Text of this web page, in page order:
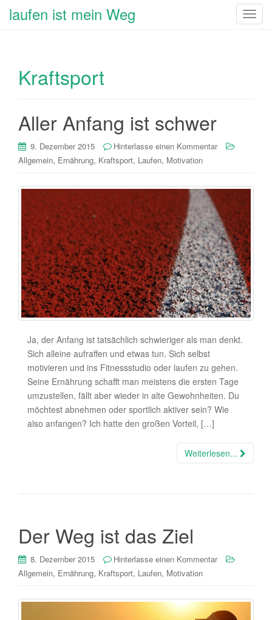
T
t
o
n
laufen ist mein Weg
Kraftsport
Aller Anfang ist schwer
9. Dezember 2015
Hinterlasse einen Kommentar
Allgemein, Ernährung, Kraftsport, Laufen, Motivation
Ja, der Anfang ist tatsächlich schwieriger als man denkt.
Sich alleine aufraffen und etwas tun. Sich selbst
motivieren und ins Fitnessstudio oder laufen zu gehen.
Seine Ernährung schafft man meistens die ersten Tage
umzustellen, fällt aber wieder in alte Gewohnheiten. Du
möchtest abnehmen oder sportlich aktiver sein? Wie
also anfangen? Ich hatte den großen Vorteil, […]
Weiterlesen...
Der Weg ist das Ziel
8. Dezember 2015
Hinterlasse einen Kommentar
Allgemein, Ernährung, Kraftsport, Laufen, Motivation